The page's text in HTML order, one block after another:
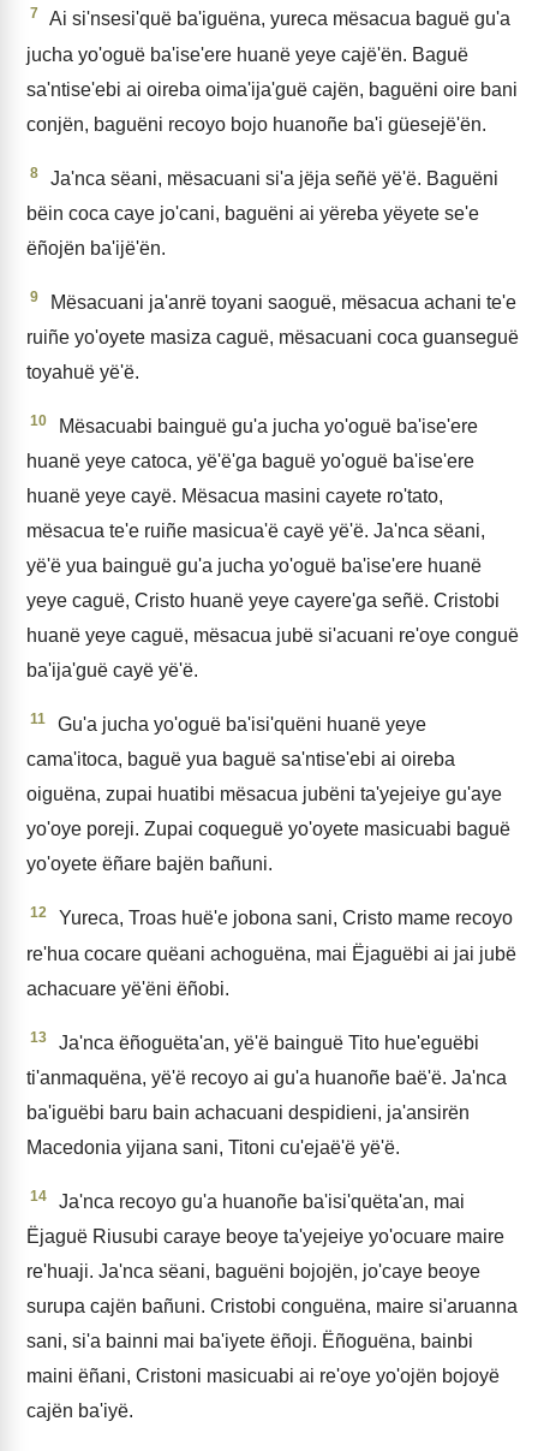
7
Ai si'nsesi'quë ba'iguëna, yureca mësacua baguë gu'a
jucha yo'oguë ba'ise'ere huanë yeye cajë'ën. Baguë
sa'ntise'ebi ai oireba oima'ija'guë cajën, baguëni oire bani
conjën, baguëni recoyo bojo huanoñe ba'i güesejë'ën.
8
Ja'nca sëani, mësacuani si'a jëja señë yë'ë. Baguëni
bëin coca caye jo'cani, baguëni ai yëreba yëyete se'e
ëñojën ba'ijë'ën.
9
Mësacuani ja'anrë toyani saoguë, mësacua achani te'e
ruiñe yo'oyete masiza caguë, mësacuani coca guanseguë
toyahuë yë'ë.
10
Mësacuabi bainguë gu'a jucha yo'oguë ba'ise'ere
huanë yeye catoca, yë'ë'ga baguë yo'oguë ba'ise'ere
huanë yeye cayë. Mësacua masini cayete ro'tato,
mësacua te'e ruiñe masicua'ë cayë yë'ë. Ja'nca sëani,
yë'ë yua bainguë gu'a jucha yo'oguë ba'ise'ere huanë
yeye caguë, Cristo huanë yeye cayere'ga señë. Cristobi
huanë yeye caguë, mësacua jubë si'acuani re'oye conguë
ba'ija'guë cayë yë'ë.
11
Gu'a jucha yo'oguë ba'isi'quëni huanë yeye
cama'itoca, baguë yua baguë sa'ntise'ebi ai oireba
oiguëna, zupai huatibi mësacua jubëni ta'yejeiye gu'aye
yo'oye poreji. Zupai coqueguë yo'oyete masicuabi baguë
yo'oyete ëñare bajën bañuni.
12
Yureca, Troas huë'e jobona sani, Cristo mame recoyo
re'hua cocare quëani achoguëna, mai Ëjaguëbi ai jai jubë
achacuare yë'ëni ëñobi.
13
Ja'nca ëñoguëta'an, yë'ë bainguë Tito hue'eguëbi
ti'anmaquëna, yë'ë recoyo ai gu'a huanoñe baë'ë. Ja'nca
ba'iguëbi baru bain achacuani despidieni, ja'ansirën
Macedonia yijana sani, Titoni cu'ejaë'ë yë'ë.
14
Ja'nca recoyo gu'a huanoñe ba'isi'quëta'an, mai
Ëjaguë Riusubi caraye beoye ta'yejeiye yo'ocuare maire
re'huaji. Ja'nca sëani, baguëni bojojën, jo'caye beoye
surupa cajën bañuni. Cristobi conguëna, maire si'aruanna
sani, si'a bainni mai ba'iyete ëñoji. Ëñoguëna, bainbi
maini ëñani, Cristoni masicuabi ai re'oye yo'ojën bojoyë
cajën ba'iyë.